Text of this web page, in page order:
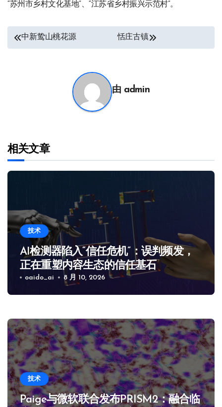
“苏州市乡村文化基地”、“江苏省乡村振兴示范村”。
文
章
中新鸷山桃花源 恬庄古镇
由 admin
相关文章
技术
AI检测器陷入“信任危机”：误判频发，
正在重塑内容生态的信任基石
oaido_ai 8 月 10, 2026
技术
Paige与微软联合发布PRISM2：融合临